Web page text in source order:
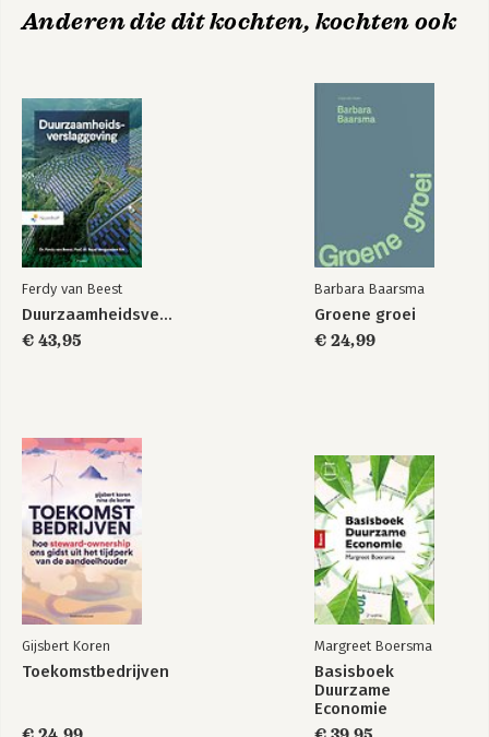
Anderen die dit kochten, kochten ook
Ferdy van Beest
Duurzaamheidsverslaggeving
€ 43,95
Barbara Baarsma
Groene groei
€ 24,99
Gijsbert Koren
Toekomstbedrijven
Margreet Boersma
Basisboek
Duurzame
Economie